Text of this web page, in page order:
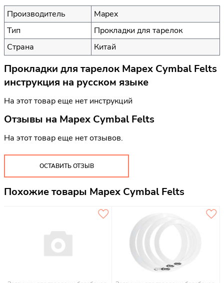
Производитель
Mapex
Тип
Прокладки для тарелок
Страна
Китай
Прокладки для тарелок Mapex Cymbal Felts
инструкция на русском языке
На этот товар еще нет инструкций
Отзывы на Mapex Cymbal Felts
На этот товар еще нет отзывов.
ОСТАВИТЬ ОТЗЫВ
Похожие товары Mapex Cymbal Felts